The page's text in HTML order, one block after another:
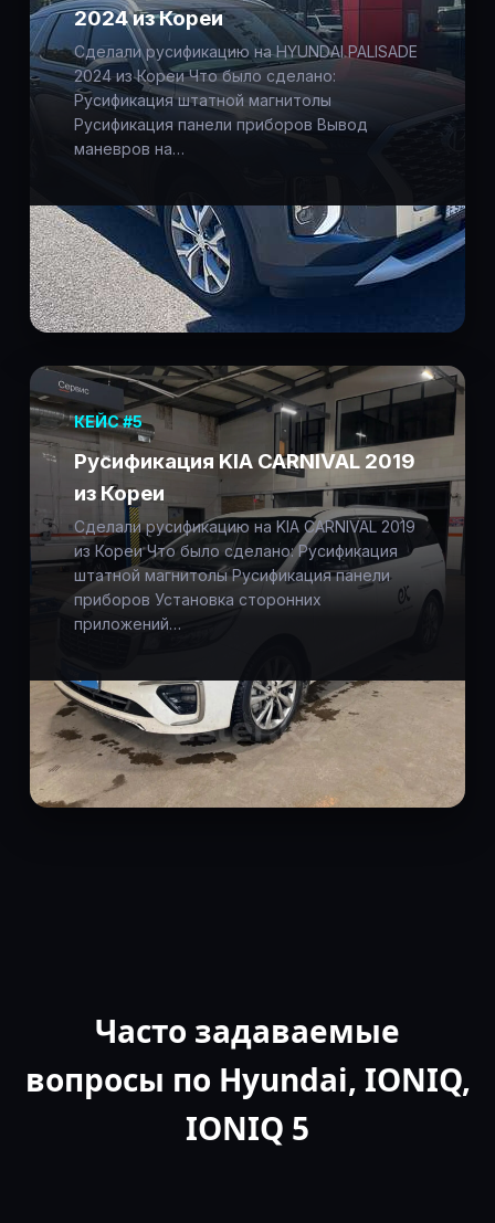
2024 из Кореи
Сделали русификацию на HYUNDAI PALISADE
2024 из Кореи Что было сделано:
Русификация штатной магнитолы
Русификация панели приборов Вывод
маневров на…
КЕЙС #5
Русификация KIA CARNIVAL 2019
из Кореи
Сделали русификацию на KIA CARNIVAL 2019
из Кореи Что было сделано: Русификация
штатной магнитолы Русификация панели
приборов Установка сторонних
приложений…
Часто задаваемые
вопросы по Hyundai, IONIQ,
IONIQ 5